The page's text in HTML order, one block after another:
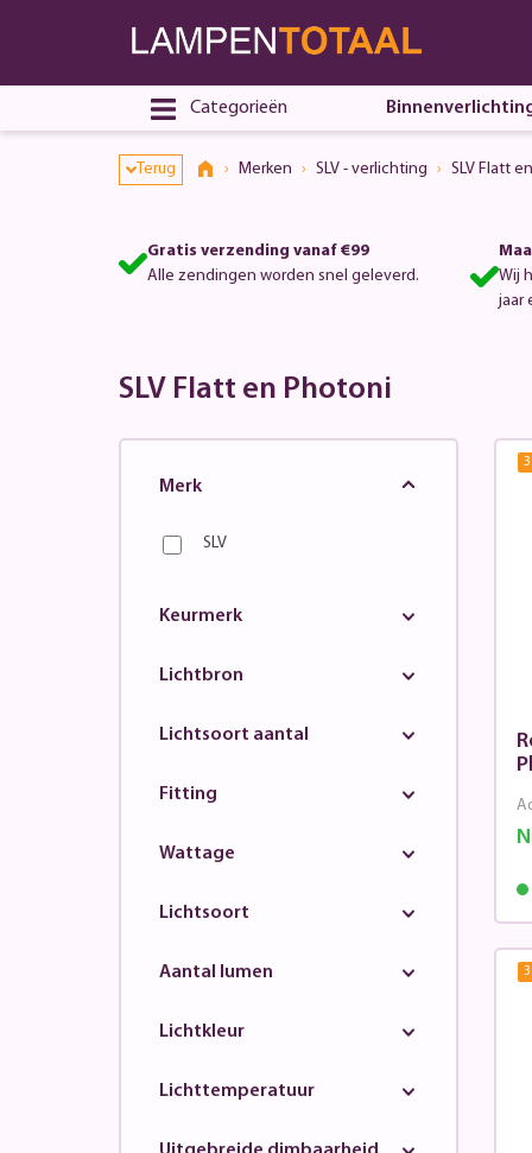
Categorieën
Terug Merken SLV - verlichting SLV Flatt
Gratis verzending vanaf €99
Alle zendingen worden snel geleverd.
Wij
jaar
SLV Flatt en Photoni
Merk
SLV
Keurmerk
Lichtbron
Lichtsoort aantal
Fitting
Wattage
Lichtsoort
Aantal lumen
Lichtkleur
Lichttemperatuur